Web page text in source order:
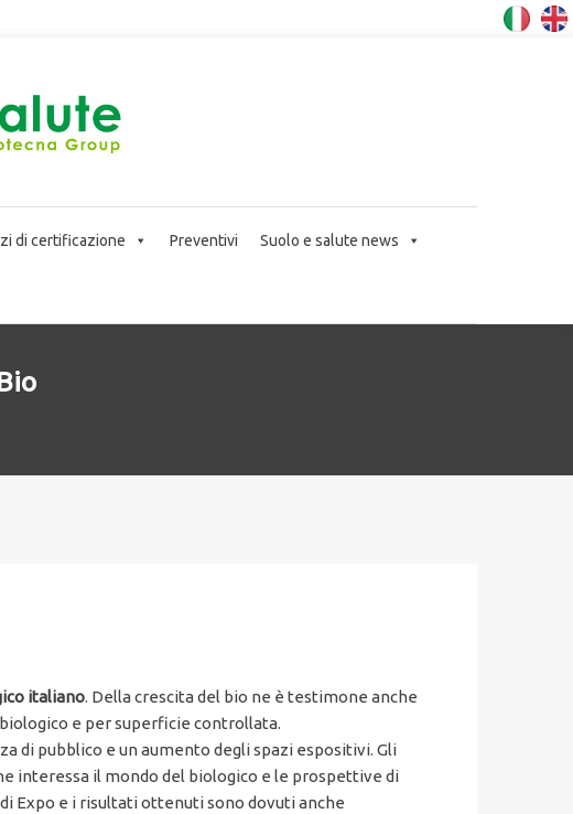
di certificazione Preventivi Suolo e salute news
italiano. Della crescita del bio ne è testimone anche
e per superficie controllata.
di pubblico e un aumento degli spazi espositivi. Gli
interessa il mondo del biologico e le prospettive di
Expo e i risultati ottenuti sono dovuti anche